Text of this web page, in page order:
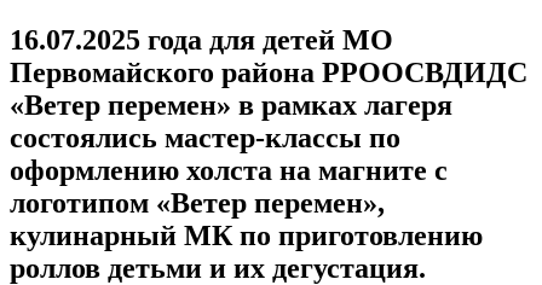
16.07.2025 года для детей МО
Первомайского района РРООСВДИДС
«Ветер перемен» в рамках лагеря
состоялись мастер-классы по
оформлению холста на магните с
логотипом «Ветер перемен»,
кулинарный МК по приготовлению
роллов детьми и их дегустация.